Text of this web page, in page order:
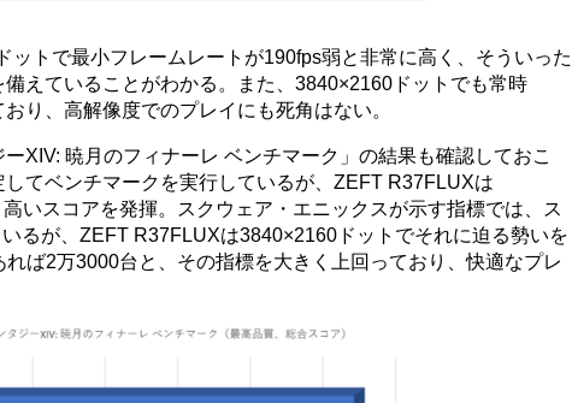
トで最小フレームレートが190fps弱と非常に高く、そういった
えていることがわかる。また、3840×2160ドットでも常時
り、高解像度でのプレイにも死角はない。
XIV: 暁月のフィナーレ ベンチマーク」の結果も確認しておこ
てベンチマークを実行しているが、ZEFT R37FLUXは
いスコアを発揮。スクウェア・エニックスが示す指標では、ス
るが、ZEFT R37FLUXは3840×2160ドットでそれに迫る勢いを
ば2万3000台と、その指標を大きく上回っており、快適なプレ